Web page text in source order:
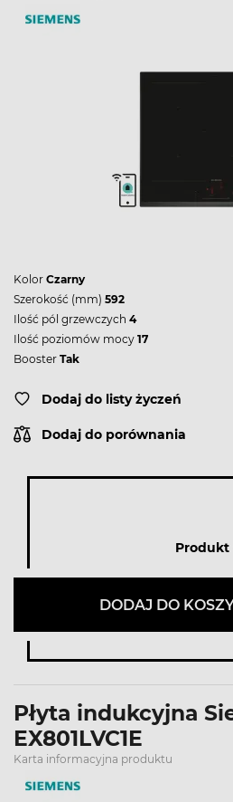
Kolor Czarny
Szerokość (mm) 592
Ilość pól grzewczych 4
Ilość poziomów mocy 17
Booster Tak
Dodaj do listy życzeń
Dodaj do porównania
Produkt
DODAJ DO
Płyta indukcyjna
EX801LVC1E
Karta informacyjna produktu